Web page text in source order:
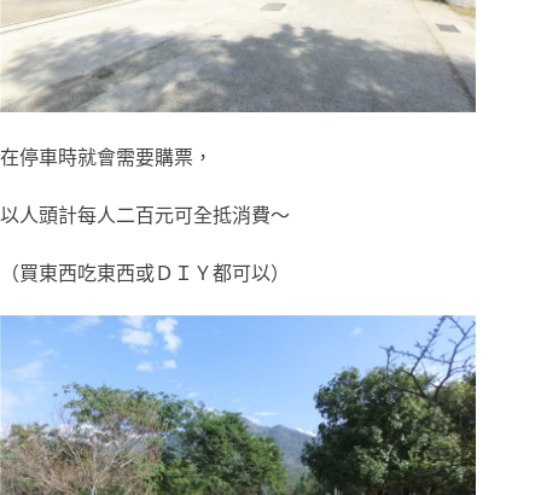
在停車時就會需要購票，
以人頭計每人二百元可全抵消費～
（買東西吃東西或ＤＩＹ都可以）